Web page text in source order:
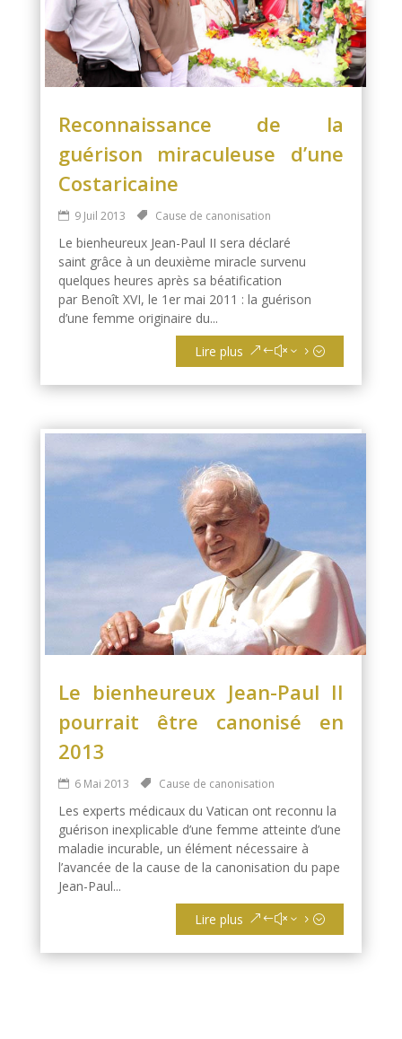
Reconnaissance de la
guérison miraculeuse d’une
Costaricaine
9 Juil 2013 Cause de canonisation
Le bienheureux Jean-Paul II sera déclaré
saint grâce à un deuxième miracle survenu
quelques heures après sa béatification
par Benoît XVI, le 1er mai 2011 : la guérison
d’une femme originaire du...
Lire plus
Le bienheureux Jean-Paul II
pourrait être canonisé en
2013
6 Mai 2013 Cause de canonisation
Les experts médicaux du Vatican ont reconnu la
guérison inexplicable d’une femme atteinte d’une
maladie incurable, un élément nécessaire à
l’avancée de la cause de la canonisation du pape
Jean-Paul...
Lire plus